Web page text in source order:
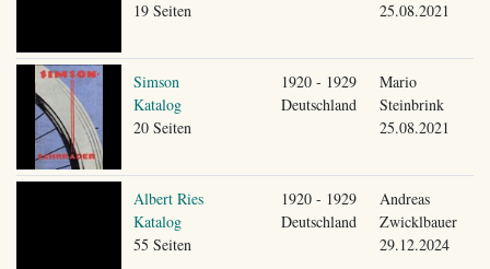
19 Seiten
25.08.2021
Simson
Katalog
20 Seiten
1920 - 1929
Deutschland
Mario
Steinbrink
25.08.2021
Albert Ries
Katalog
55 Seiten
1920 - 1929
Deutschland
Andreas
Zwicklbauer
29.12.2024